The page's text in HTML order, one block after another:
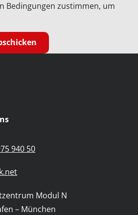
Bedingungen zustimmen, um
940 50
Modul N
– München